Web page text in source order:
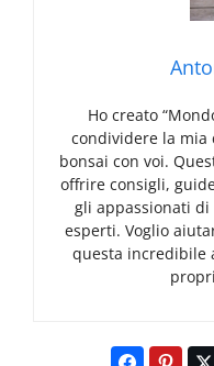
Ho creato
condividere la mia
bonsai con voi.
offrire consigli,
gli appassionati
esperti. Voglio
questa incredibile